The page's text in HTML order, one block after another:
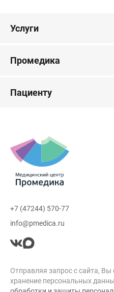
Услуги
Промедика
Пациенту
+7 (47244) 570-77
info@pmedica.ru
Отправляя запрос с сайта, Вы
хранение персональных